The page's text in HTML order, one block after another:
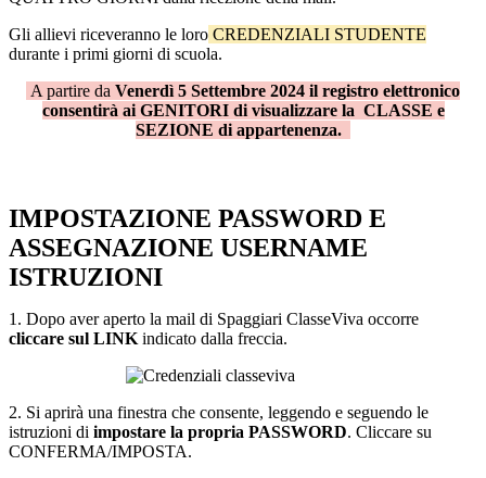
Gli allievi riceveranno le loro CREDENZIALI STUDENTE
durante i primi giorni di scuola.
A partire da Venerdì 5 Settembre 2024 il registro elettronico
consentirà ai GENITORI di visualizzare la CLASSE e
SEZIONE di appartenenza.
IMPOSTAZIONE PASSWORD E
ASSEGNAZIONE USERNAME
ISTRUZIONI
1. Dopo aver aperto la mail di Spaggiari ClasseViva occorre
cliccare sul LINK indicato dalla freccia.
2. Si aprirà una finestra che consente, leggendo e seguendo le
istruzioni di impostare la propria PASSWORD. Cliccare su
CONFERMA/IMPOSTA.